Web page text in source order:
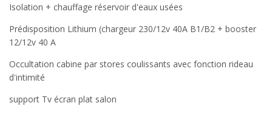
Isolation + chauffage réservoir d'eaux usées
Prédisposition Lithium (chargeur 230/12v 40A B1/B2 + booster
12/12v 40 A
Occultation cabine par stores coulissants avec fonction rideau
d'intimité
support Tv écran plat salon